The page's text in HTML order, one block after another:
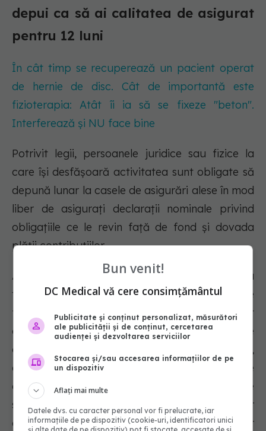
depui ca să ai calitatea de asigurat
pentru 12 luni
În cât timp se recuperează un pacient operat
de hernie de disc. Cât de importantă este
fizioterapia: Atât îi ia să se fixeze "beton".
Interferează și NU face bine
Potrivit legii, persoanele juridice sau fizice la
care îşi desfăşoară activitatea sunt obligate să
depună lunar la casele de asigurări alese în mod
liber de asiguraţi declaraţii nominale privind
obligaţiile ce le revin faţă de fond şi dovada
plăţii contribuţiilor.
Art. 216 menționează că, "în cazul neachitării la
termen, potrivit legii, a contribuţiilor datorate
fondului de către persoanele fizice, altele decât
cele pentru care colectarea veniturilor se face
de Agenţia Naţională de Administrare Fiscală,
denumită în continuare ANAF, CNAS, prin casele
de asigurări sau persoane fizice ori juridice
specializate, procedează la aplicarea măsurilor
de executare silită pentru încasarea sumelor
Bun venit!
DC Medical vă cere consimțământul
Publicitate și conținut personalizat, măsurători
ale publicității și de conținut, cercetarea
audienței și dezvoltarea serviciilor
Stocarea și/sau accesarea informațiilor de pe
un dispozitiv
Aflați mai multe
Datele dvs. cu caracter personal vor fi prelucrate, iar
informațiile de pe dispozitiv (cookie-uri, identificatori unici